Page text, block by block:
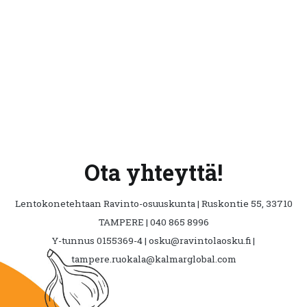
Ota yhteyttä!
Lentokonetehtaan Ravinto-osuuskunta | Ruskontie 55, 33710
TAMPERE | 040 865 8996
Y-tunnus 0155369-4 | osku@ravintolaosku.fi |
tampere.ruokala@kalmarglobal.com